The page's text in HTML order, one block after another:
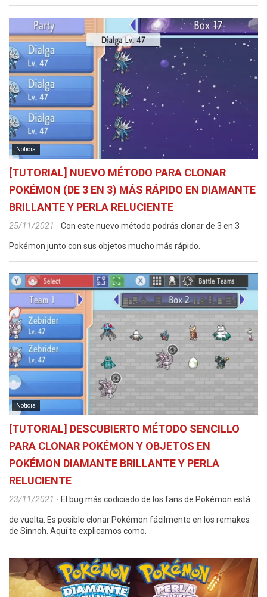
Noticia
[TUTORIAL] NUEVO MÉTODO PARA CLONAR
POKÉMON (DE 3 EN 3) MÁS RÁPIDO EN DIAMANTE
BRILLANTE Y PERLA RELUCIENTE
25/11/2021 - Con este nuevo método podrás clonar de 3 en 3
Pokémon junto con sus objetos mucho más rápido.
Noticia
[TUTORIAL] DESCUBIERTO MÉTODO SENCILLO
PARA CLONAR POKÉMON Y OBJETOS EN
POKÉMON DIAMANTE BRILLANTE Y PERLA
RELUCIENTE
23/11/2021 - El bug más codiciado de los fans de Pokémon está
de vuelta. Es posible clonar Pokémon fácilmente en los remakes
de Sinnoh. Aquí te explicamos como.